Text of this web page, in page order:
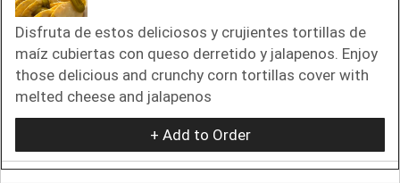
Disfruta de estos deliciosos y crujientes tortillas de
maíz cubiertas con queso derretido y jalapenos. Enjoy
those delicious and crunchy corn tortillas cover with
melted cheese and jalapenos
+ Add to Order